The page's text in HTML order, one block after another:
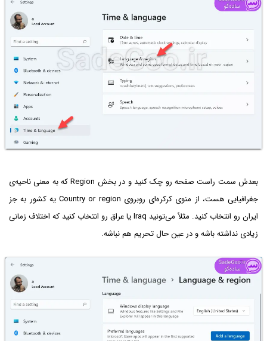
بعدش سمت راست صفحه رو چک کنید و در بخش Region که به معنی ناحیه‌ی
جغرافیایی هست، از منوی کرکره‌ای روبروی Country or region یه کشور به جز
ایران رو انتخاب کنید. مثلاً می‌تونید Iraq یا عراق رو انتخاب کنید که اختلاف زمانی
زیادی نداشته باشه و در عین حال تحریم هم نباشه.